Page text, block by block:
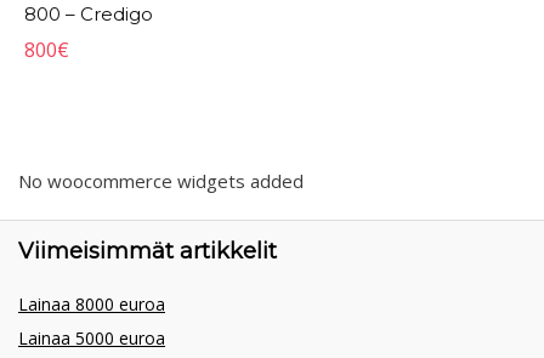
800 – Credigo
800€
No woocommerce widgets added
Viimeisimmät artikkelit
Lainaa 8000 euroa
Lainaa 5000 euroa